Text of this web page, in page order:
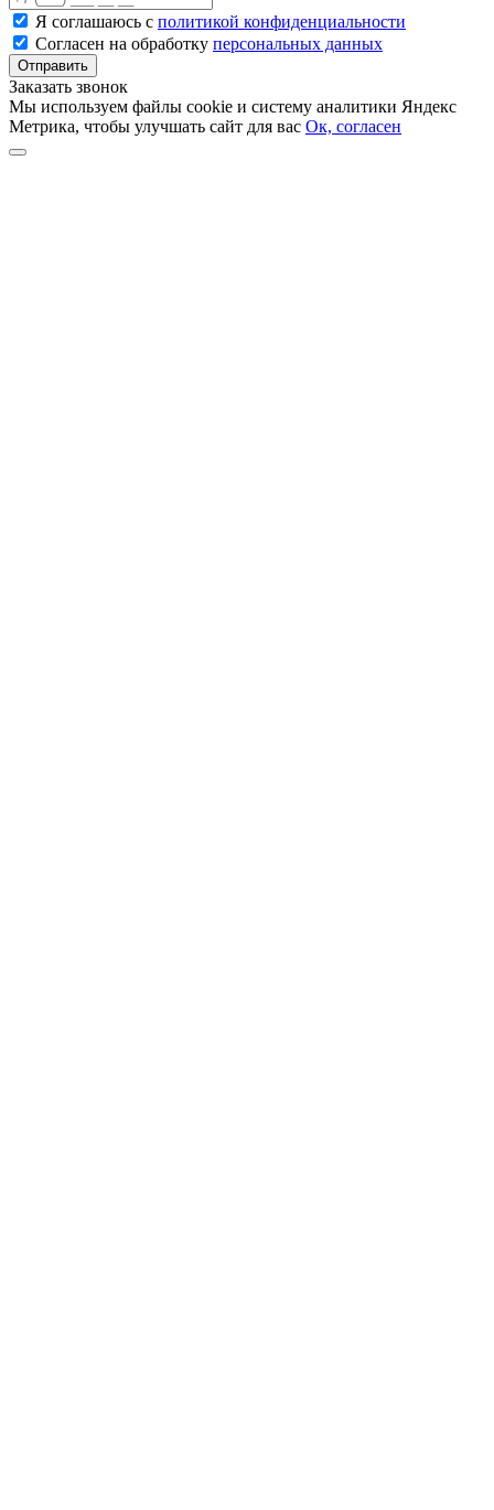
Я соглашаюсь с политикой конфиденциальности
Согласен на обработку персональных данных
Заказать звонок
Мы используем файлы cookie и систему аналитики Яндекс
Метрика, чтобы улучшать сайт для ваc Ок, согласен